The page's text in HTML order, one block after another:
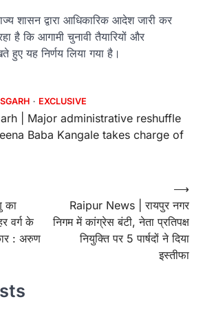
शासन द्वारा आधिकारिक आदेश जारी कर
है कि आगामी चुनावी तैयारियों और
हुए यह निर्णय लिया गया है।
EXCLUSIVE
| Major administrative reshuffle
Baba Kangale takes charge of
का
वर्ग के
: अरुण
Raipur News | रायपुर नगर
निगम में कांग्रेस बंटी, नेता प्रतिपक्ष
नियुक्ति पर 5 पार्षदों ने दिया
इस्तीफा
⟶